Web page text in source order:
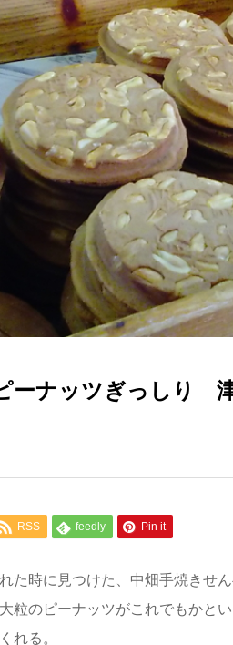
ーナッツぎっしり
RSS feedly Pin it
た時に見つけた、中畑手焼きせ
粒のピーナッツがこれでもかと
れる。